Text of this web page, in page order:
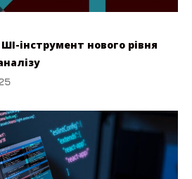
інструмент нового рівня